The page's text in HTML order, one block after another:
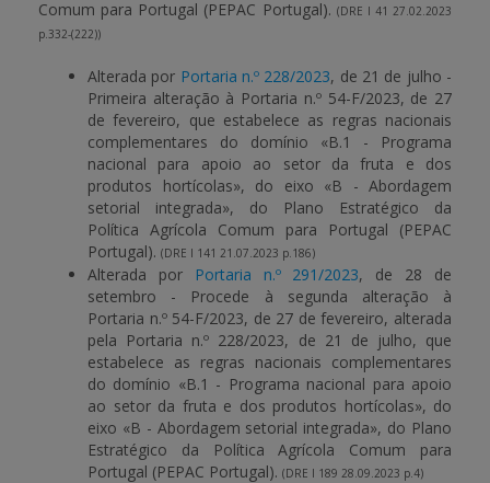
Comum para Portugal (PEPAC Portugal). (DRE I 41 27.02.2023
p.332-(222))
Alterada por Portaria n.º 228/2023, de 21 de julho -
Primeira alteração à Portaria n.º 54-F/2023, de 27
de fevereiro, que estabelece as regras nacionais
complementares do domínio «B.1 - Programa
nacional para apoio ao setor da fruta e dos
produtos hortícolas», do eixo «B - Abordagem
setorial integrada», do Plano Estratégico da
Política Agrícola Comum para Portugal (PEPAC
Portugal). (DRE I 141 21.07.2023 p.186)
Alterada por Portaria n.º 291/2023, de 28 de
setembro - Procede à segunda alteração à
Portaria n.º 54-F/2023, de 27 de fevereiro, alterada
pela Portaria n.º 228/2023, de 21 de julho, que
estabelece as regras nacionais complementares
do domínio «B.1 - Programa nacional para apoio
ao setor da fruta e dos produtos hortícolas», do
eixo «B - Abordagem setorial integrada», do Plano
Estratégico da Política Agrícola Comum para
Portugal (PEPAC Portugal). (DRE I 189 28.09.2023 p.4)